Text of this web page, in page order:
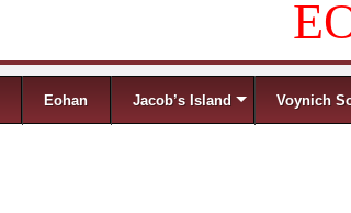
Eohan Jacob’s Island Voynich